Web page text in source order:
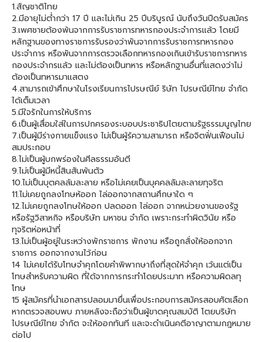
1.สัญชาติไทย
2.มีอายุไม่ต่ำกว่า 17 ปี และไม่เกิน 25 ปีบริบูรณ์ นับถึงวันปีดรับสมัคร
3.เพศชายต้องพ้นจากการรับราชการทหารกองประจำการแล้ว โดยมี
หลักฐานของทางราชการรับรองว่าพันจากการรับราชการทหารกอง
ประจำการ หรือพันจากการตรวจเลือกทหารกองเกินเข้ารับราชการทหาร
กองประจำกรแล้ว และไม่ต้องเป็นทหาร หรือหลักฐานอื่นที่แสดงว่าไม่
ต้องเป็นทหารมาแสตง
4.สามารถเข้าศึกษาในโรงเรียนการไปรษณีย์ ริษัท ไปรษณีย์ไทย จำกัด
ได้เต็มเวลา
5.มีใจรักในการให้บริการ
6.เป็นผู้เสื่อมใส่ในการปกครองระบอบประชาธิปไตยตามรัฐธรรมนูญไทย
7.เป็นผู้มีร่างกายแข็งแรง ไม่เป็นผู้ร้ความสามารถ หรือจิตฟั่นเฟือนไม่
สมประกอบ
8.ไม่เป็นผู้บกพร่องในศีลธรรมอันตี
9.ไม่เป็นผู้มีหนี้สินสันพ้นตัว
10.ไม่เป็นบุตคลล้มละลาย หรือไม่เคยเป็นบุคคลลัมละลายทุจริต
11.ไม่เคยถูกลงโทษห้ออก ไล่ออกจากสถานศึกษาใด ๆ
12.ไม่เคยถูกลงโทษให้ออก ปลดออก ไล่ออก จากหน่วยงานของรัฐ
หรือรัฐวิสาหกิจ หรือบริษัท มหาชน จำกัด เพราะกระทำผิดวินัย หรือ
ทุจริตห่อหน้าที่
13.ไม่เป็นผู้อยู่ในระหว่างพักราชการ พักงาน หรือถูกสั่งให้ออกจาก
ราชการ ออกจากงานไว้ก่อน
14 ไม่เคยได้รับโทษจำคุกโดยคำพิพากษาถึงที่สุดให้จำคุก เว้นแต่เป็น
โทษสำหรับความผิด ที่ใด้จากการกระทำโดยประมาท หรือความผิดลทุ
โทษ
15 ผู้สมัครที่นำเอกสารปลอมมายื่นเพื่อประกอบการสมัครสอบศัตเลือก
หากตรวจสอบพบ ภายหลังจะถือว่าเป็นผู้ขาดคุณสมบัติ โตยบริษัท
ไปรษณีย์ไทย จำกัต จะให้ออกทันที และจะดำเนินคตีอาญาตามกฎหมาย
ต่อไป